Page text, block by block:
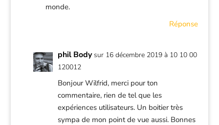
monde.
Réponse
phil Body sur 16 décembre 2019 à 10 10 00
120012
Bonjour Wilfrid, merci pour ton
commentaire, rien de tel que les
expériences utilisateurs. Un boitier très
sympa de mon point de vue aussi. Bonnes